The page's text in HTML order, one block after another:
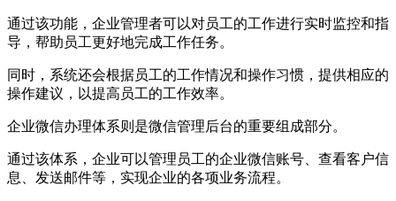
通过该功能，企业管理者可以对员工的工作进行实时监控和指
导，帮助员工更好地完成工作任务。
同时，系统还会根据员工的工作情况和操作习惯，提供相应的
操作建议，以提高员工的工作效率。
企业微信办理体系则是微信管理后台的重要组成部分。
通过该体系，企业可以管理员工的企业微信账号、查看客户信
息、发送邮件等，实现企业的各项业务流程。